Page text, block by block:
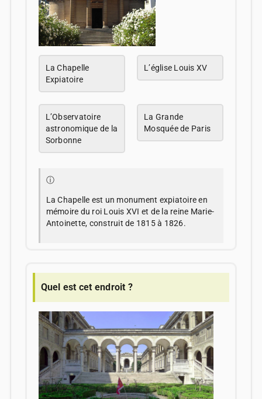
La Chapelle
Expiatoire
L’église Louis XV
L’Observatoire
astronomique de la
Sorbonne
La Grande
Mosquée de Paris
ⓘ
La Chapelle est un monument expiatoire en
mémoire du roi Louis XVI et de la reine Marie-
Antoinette, construit de 1815 à 1826.
Quel est cet endroit ?